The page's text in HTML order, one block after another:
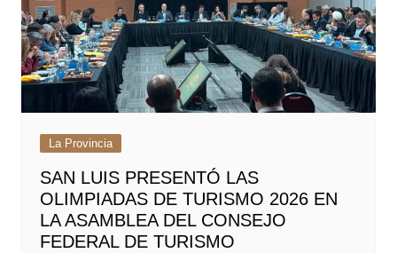
La Provincia
SAN LUIS PRESENTÓ LAS
OLIMPIADAS DE TURISMO 2026 EN
LA ASAMBLEA DEL CONSEJO
FEDERAL DE TURISMO